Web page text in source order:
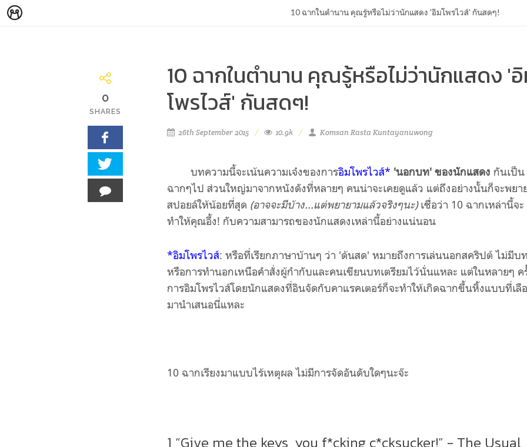
10 ฉากในตำนาน คุณรู้หรือไม่ว่านักแสดง 'อิมโพรไวส์' กันสดๆ!
0
SHARES
10 ฉากในตำนาน คุณรู้หรือไม่ว่านักแสดง '
โพรไวส์' กันสดๆ!
26th September 2015 10.9k Komsan Rasta Kuntayanuwong
บทความนี้จะเน้นความเจ๋งของการอิมโพรไวส์* 'นอกบท' ของนักแสดง กันเป็น
ฉากๆไป ส่วนใหญ่มาจากหนังดังที่หลายๆ คนน่าจะเคยดูแล้ว แต่ถึงอย่างนั้นก็จะพยา
สปอยล์ให้น้อยที่สุด (อาจจะมีบ้าง...แต่พยายามแล้วจริงๆนะ)เชื่อว่า 10 ฉากเหล่านี้จะ
ทำให้คุณอึ้ง! กับความสามารถของนักแสดงเหล่านี้อย่างแน่นอน
*อิมโพรไวส์: หรือที่เรียกภาษาบ้านๆ ว่า 'ด้นสด' หมายถึงการเล่นนอกสคริปต์ ไม่มีบ
หรือการทำนอกเหนือคำสั่งผู้กำกับและคนเขียนบทเตรียมไว้นั่นแหละ แต่ในหลายๆ ค
การอิมโพรไวส์โดยนักแสดงที่อินจัดกับคาแรคเตอร์ก็จะทำให้เกิดฉากขึ้นหิ้งแบบที่เลื
มานำเสนอนี่แหละ
10 ฉากเรียงมาแบบไร้เหตุผล ไม่มีการจัดอันดับใดๆนะจ๊ะ
1 “Give me the keys, you f*cking c*cksucker!” - The Usual